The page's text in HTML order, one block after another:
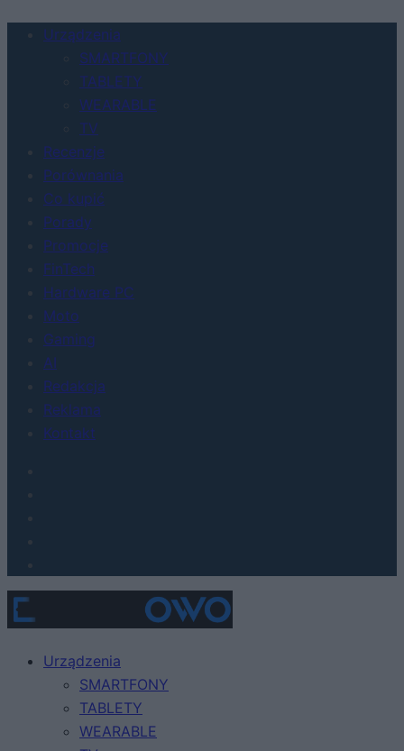
Urządzenia
SMARTFONY
TABLETY
WEARABLE
TV
Recenzje
Porównania
Co kupić
Porady
Promocje
FinTech
Hardware PC
Moto
Gaming
AI
Redakcja
Reklama
Kontakt
Urządzenia
SMARTFONY
TABLETY
WEARABLE